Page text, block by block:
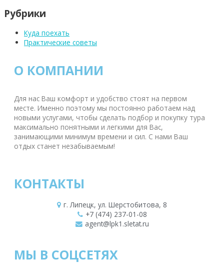
Рубрики
Куда поехать
Практические советы
О КОМПАНИИ
Для нас Ваш комфорт и удобство стоят на первом
месте. Именно поэтому мы постоянно работаем над
новыми услугами, чтобы сделать подбор и покупку тура
максимально понятными и легкими для Вас,
занимающими минимум времени и сил. С нами Ваш
отдых станет незабываемым!
КОНТАКТЫ
г. Липецк, ул. Шерстобитова, 8
+7 (474) 237-01-08
agent@lpk1.sletat.ru
МЫ В СОЦСЕТЯХ